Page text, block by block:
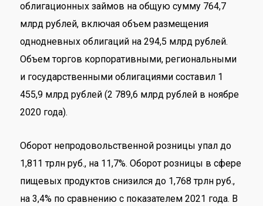
облигационных займов на общую сумму 764,7
млрд рублей, включая объем размещения
однодневных облигаций на 294,5 млрд рублей.
Объем торгов корпоративными, региональными
и государственными облигациями составил 1
455,9 млрд рублей (2 789,6 млрд рублей в ноябре
2020 года).
Оборот непродовольственной розницы упал до
1,811 трлн руб., на 11,7%. Оборот розницы в сфере
пищевых продуктов снизился до 1,768 трлн руб.,
на 3,4% по сравнению с показателем 2021 года. В